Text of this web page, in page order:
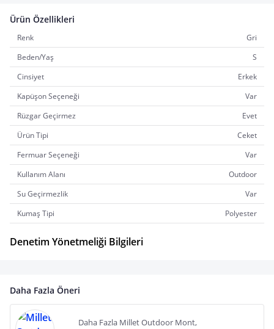
Ürün Özellikleri
Renk
Gri
Beden/Yaş
S
Cinsiyet
Erkek
Kapüşon Seçeneği
Var
Rüzgar Geçirmez
Evet
Ürün Tipi
Ceket
Fermuar Seçeneği
Var
Kullanım Alanı
Outdoor
Su Geçirmezlik
Var
Kumaş Tipi
Polyester
Denetim Yönetmeliği Bilgileri
Daha Fazla Öneri
Daha Fazla Millet Outdoor Mont,